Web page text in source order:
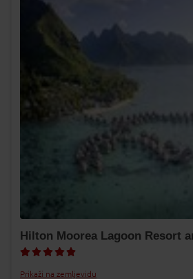
Hilton Moorea Lagoon Resort
Prikaži na zemljevidu